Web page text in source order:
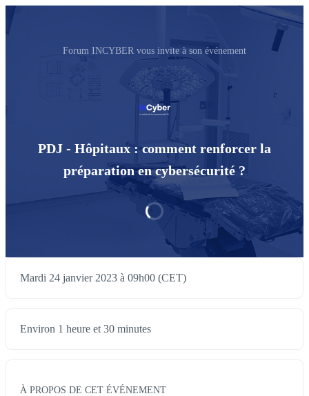
Forum INCYBER vous invite à son événement
PDJ - Hôpitaux : comment renforcer la
préparation en cybersécurité ?
Mardi 24 janvier 2023 à 09h00 (CET)
Environ 1 heure et 30 minutes
À PROPOS DE CET ÉVÉNEMENT